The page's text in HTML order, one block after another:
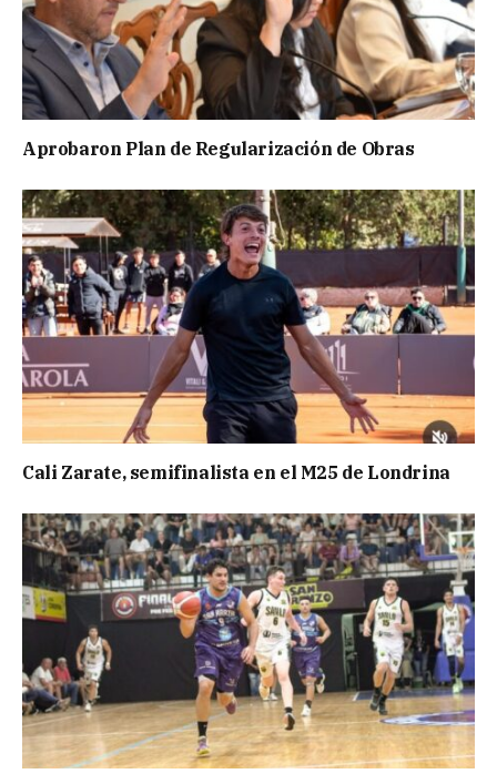
Aprobaron Plan de Regularización de Obras
Cali Zarate, semifinalista en el M25 de Londrina